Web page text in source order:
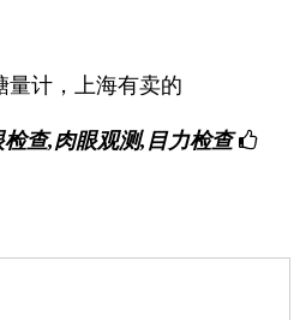
量计，上海有卖的
查,肉眼观测,目力检查